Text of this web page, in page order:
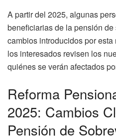
A partir del 2025, algunas
beneficiarias de la pensión
cambios introducidos por
los interesados revisen los
quiénes se verán afectados
Reforma
2025: Cambios
Pensión de